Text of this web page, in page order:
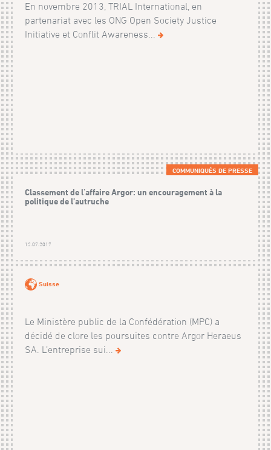
En novembre 2013, TRIAL International, en
partenariat avec les ONG Open Society Justice
Initiative et Conflit Awareness...
COMMUNIQUÉS DE PRESSE
Classement de l'affaire Argor: un encouragement à la
politique de l’autruche
12.07.2017
Suisse
Le Ministère public de la Confédération (MPC) a
décidé de clore les poursuites contre Argor Heraeus
SA. L’entreprise sui...